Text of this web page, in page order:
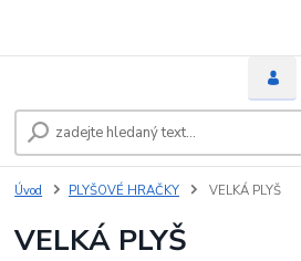
Úvod PLYŠOVÉ HRAČKY VELKÁ PLYŠ
VELKÁ PLYŠ